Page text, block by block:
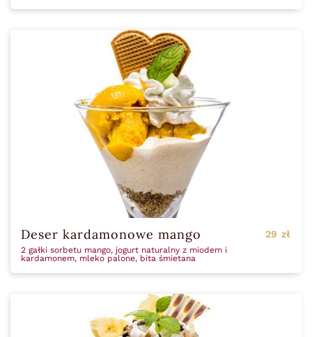
Deser kardamonowe mango
2 gałki sorbetu mango, jogurt naturalny z miodem i
kardamonem, mleko palone, bita śmietana
29 zł